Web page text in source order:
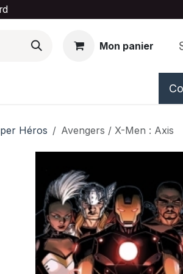
Mon panier
Héros Avengers / X-Men : Axis